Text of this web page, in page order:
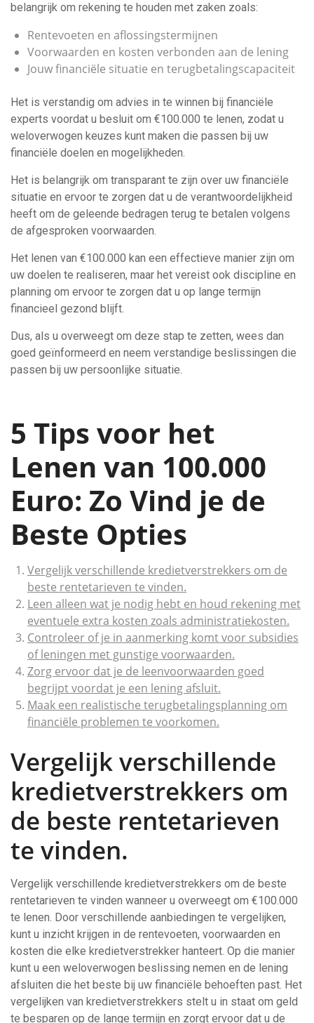
belangrijk om rekening te houden met zaken zoals:
Rentevoeten en aflossingstermijnen
Voorwaarden en kosten verbonden aan de lening
Jouw financiële situatie en terugbetalingscapaciteit
Het is verstandig om advies in te winnen bij financiële
experts voordat u besluit om €100.000 te lenen, zodat u
weloverwogen keuzes kunt maken die passen bij uw
financiële doelen en mogelijkheden.
Het is belangrijk om transparant te zijn over uw financiële
situatie en ervoor te zorgen dat u de verantwoordelijkheid
heeft om de geleende bedragen terug te betalen volgens
de afgesproken voorwaarden.
Het lenen van €100.000 kan een effectieve manier zijn om
uw doelen te realiseren, maar het vereist ook discipline en
planning om ervoor te zorgen dat u op lange termijn
financieel gezond blijft.
Dus, als u overweegt om deze stap te zetten, wees dan
goed geïnformeerd en neem verstandige beslissingen die
passen bij uw persoonlijke situatie.
5 Tips voor het
Lenen van 100.000
Euro: Zo Vind je de
Beste Opties
Vergelijk verschillende kredietverstrekkers om de
beste rentetarieven te vinden.
Leen alleen wat je nodig hebt en houd rekening met
eventuele extra kosten zoals administratiekosten.
Controleer of je in aanmerking komt voor subsidies
of leningen met gunstige voorwaarden.
Zorg ervoor dat je de leenvoorwaarden goed
begrijpt voordat je een lening afsluit.
Maak een realistische terugbetalingsplanning om
financiële problemen te voorkomen.
Vergelijk verschillende
kredietverstrekkers om
de beste rentetarieven
te vinden.
Vergelijk verschillende kredietverstrekkers om de beste
rentetarieven te vinden wanneer u overweegt om €100.000
te lenen. Door verschillende aanbiedingen te vergelijken,
kunt u inzicht krijgen in de rentevoeten, voorwaarden en
kosten die elke kredietverstrekker hanteert. Op die manier
kunt u een weloverwogen beslissing nemen en de lening
afsluiten die het beste bij uw financiële behoeften past. Het
vergelijken van kredietverstrekkers stelt u in staat om geld
te besparen op de lange termijn en zorgt ervoor dat u de